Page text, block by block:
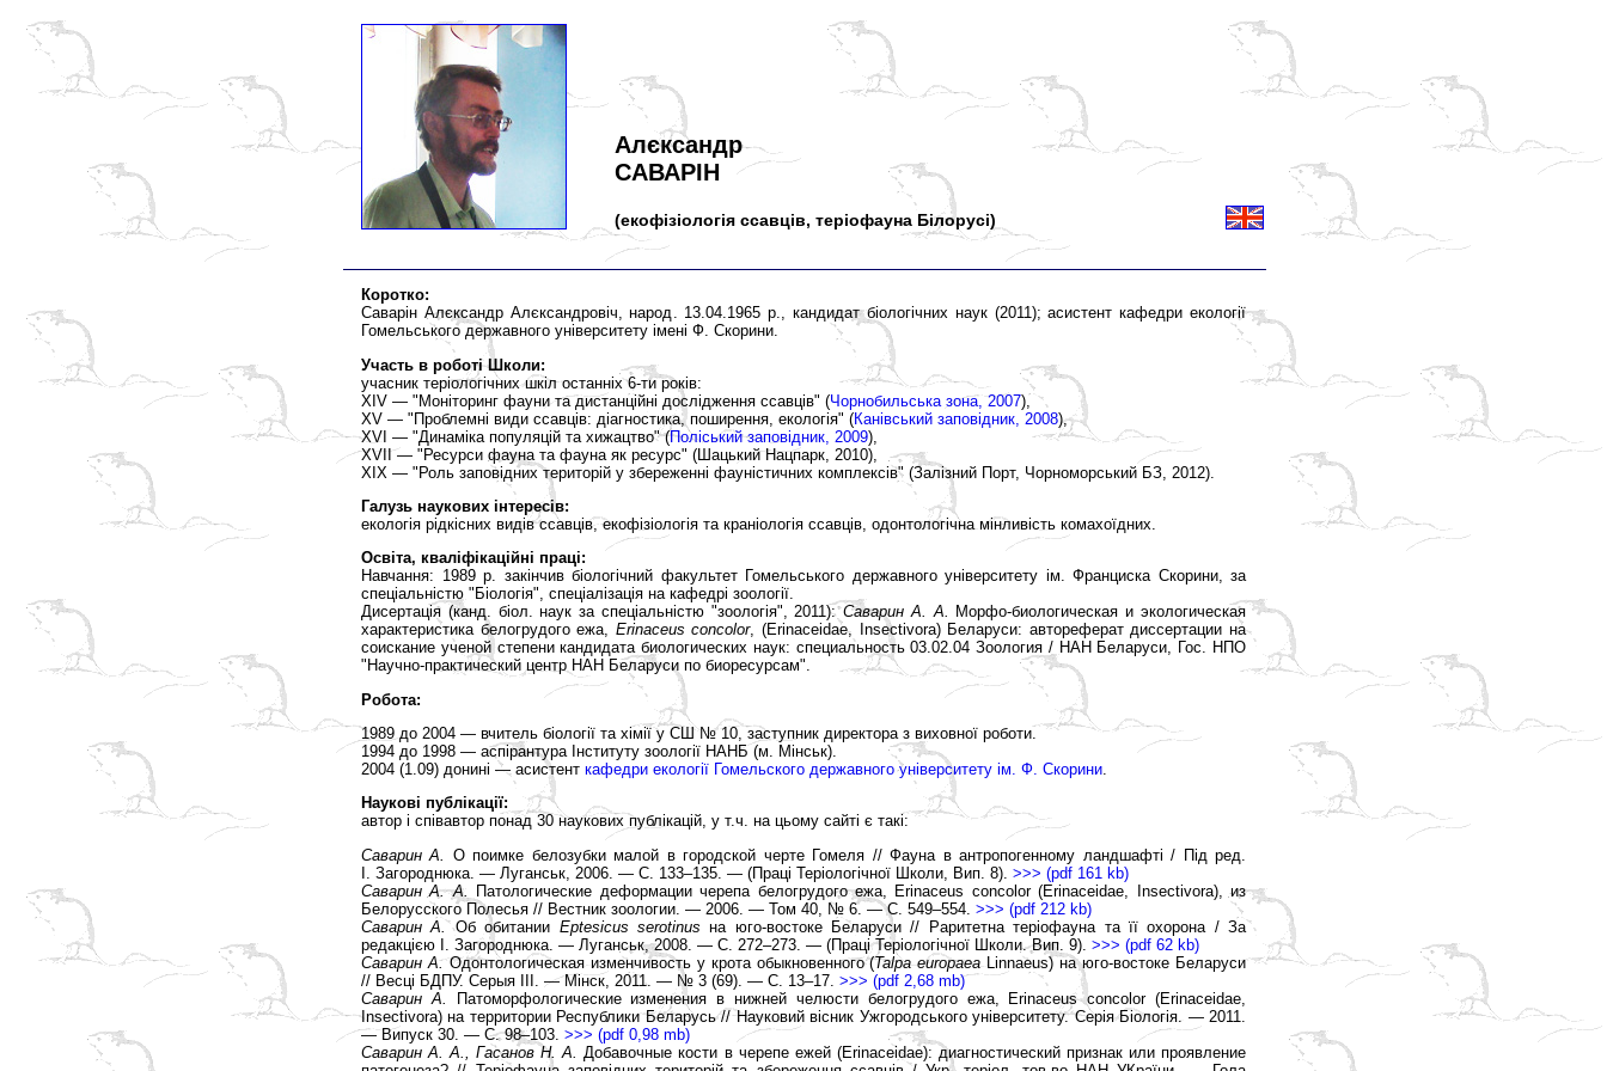
Алєксандр
САВАРІН
(екофізіологія ссавців, теріофауна Білорусі)
Коротко:
Саварін Алєксандр Алєксандровіч, народ. 13.04.1965 р., кандидат біологічних наук (2011); асистент кафедри екології
Гомельського державного університету імені Ф. Скорини.
Участь в роботі Школи:
учасник теріологічних шкіл останніх 6-ти років:
XІV — "Моніторинг фауни та дистанційні дослідження ссавців" (Чорнобильська зона, 2007),
XV — "Проблемні види ссавців: діагностика, поширення, екологія" (Канівський заповідник, 2008),
XVI — "Динаміка популяцій та хижацтво" (Поліський заповідник, 2009),
XVІI — "Ресурси фауна та фауна як ресурс" (Шацький Нацпарк, 2010),
XIX — "Роль заповідних територій у збереженні фауністичних комплексів" (Залізний Порт, Чорноморський БЗ, 2012).
Галузь наукових інтересів:
екологія рідкісних видів ссавців, екофізіологія та краніологія ссавців, одонтологічна мінливість комахоїдних.
Освіта, кваліфікаційні праці:
Навчання: 1989 р. закінчив біологічний факультет Гомельського державного університету ім. Франциска Скорини, за
спеціальністю "Біологія", спеціалізація на кафедрі зоології.
Дисертація (канд. біол. наук за спеціальністю "зоологія", 2011):Саварин А. А. Морфо-биологическая и экологическая
характеристика белогрудого ежа, Erinaceus concolor, (Erinaceidae, Insectivora) Беларуси: автореферат диссертации на
соискание ученой степени кандидата биологических наук: специальность 03.02.04 Зоология / НАН Беларуси, Гос. НПО
"Научно-практический центр НАН Беларуси по биоресурсам".
Робота:
1989 до 2004 — вчитель біології та хімії у СШ № 10, заступник директора з виховної роботи.
1994 до 1998 — аспірантура Інституту зоології НАНБ (м. Мінськ).
2004 (1.09) донині — асистент кафедри екології Гомельского державного університету ім. Ф. Скорини
Наукові публікації:
автор і співавтор понад 30 наукових публікацій, у т.ч. на цьому сайті є такі:
Саварин А. О поимке белозубки малой в городской черте Гомеля // Фауна в антропогенному ландшафті / Під ред.
І. Загороднюка. — Луганськ, 2006. — С. 133–135. — (Праці Теріологічної Школи, Вип. 8). >>> (pdf 161 kb)
Саварин А. А.
Патологические деформации черепа белогрудого ежа, Erinaceus concolor (Erinaceidae, Insectivora), из
Белорусского Полесья // Вестник зоологии. — 2006. — Том 40, № 6. — С. 549–554. >>> (pdf 212 kb)
Саварин А.Об обитании Eptesicus serotinus на юго-востоке Беларуси // Раритетна теріофауна та її охорона / За
редакцією І. Загороднюка. — Луганськ, 2008. — С. 272–273. — (Праці Теріологічної Школи. Вип. 9). >>> (pdf 62 kb)
Саварин А.Одонтологическая изменчивость у крота обыкновенного (Talpa europaeaLinnaeus) на юго-востоке Беларуси
// Весці БДПУ. Серыя ІІІ. — Мінск, 2011. — № 3 (69). — С. 13–17. >>> (pdf 2,68 mb)
Саварин А.
Патоморфологические изменения в нижней челюсти белогрудого ежа, Erinaceus concolor (Erinaceidae,
Insectivora) на территории Республики Беларусь // Науковий вісник Ужгородського університету. Серія Біологія. — 2011.
— Випуск 30. — С. 98–103. >>> (pdf 0,98 mb)
Саварин А. А., Гасанов Н. А.
Добавочные кости в черепе ежей (Erinaceidae): диагностический признак или проявление